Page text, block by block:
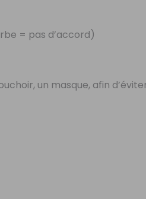
= pas d’accord)
un masque, afin